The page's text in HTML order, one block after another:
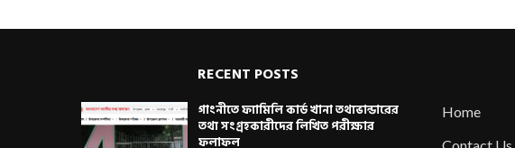
RECENT POSTS
গাংনীতে ফ্যামিলি কার্ড খানা তথ্যভান্ডারের
তথ্য সংগ্রহকারীদের লিখিত পরীক্ষার
ফলাফল
Home
Contact Us